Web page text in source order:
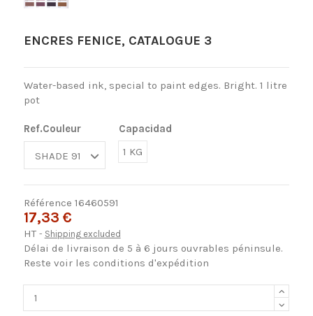
ENCRES FENICE, CATALOGUE 3
Water-based ink, special to paint edges. Bright. 1 litre
pot
Ref.Couleur
Capacidad
1 KG
Référence 16460591
17,33 €
HT Shipping excluded
Délai de livraison de 5 à 6 jours ouvrables péninsule.
Reste voir les conditions d'expédition